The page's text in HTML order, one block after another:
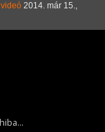
videó 2014. már 15.,